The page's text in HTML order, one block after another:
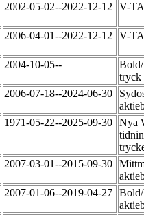
2002-05-02--2022-12-12 V-
2006-04-01--2022-12-12 V-
2004-10-05--
Bold/
tryck
2006-07-18--2024-06-30
1971-05-22--2025-09-30 Nya
2007-03-01--2015-09-30
2007-01-06--2019-04-27